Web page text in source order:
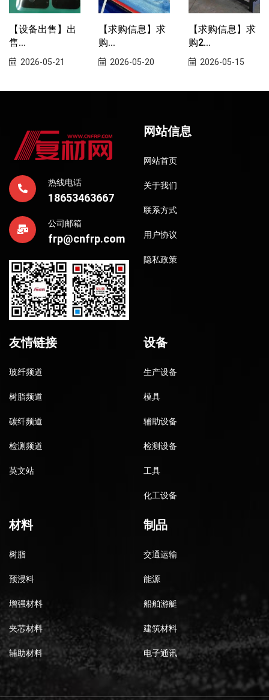
【设备出售】出
售...
2026-05-21
【求购信息】求
购...
2026-05-20
【求购信息】求
购2...
2026-05-15
热线电话
18653463667
公司邮箱
frp@cnfrp.com
网站信息
网站首页
关于我们
联系方式
用户协议
隐私政策
友情链接
玻纤频道
树脂频道
碳纤频道
检测频道
英文站
设备
生产设备
模具
辅助设备
检测设备
工具
化工设备
材料
树脂
预浸料
增强材料
夹芯材料
辅助材料
制品
交通运输
能源
船舶游艇
建筑材料
电子通讯